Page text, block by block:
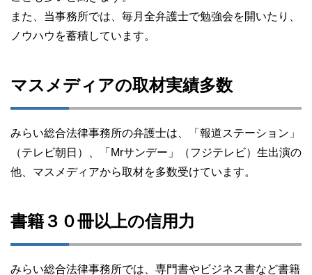
また、当事務所では、毎月全弁護士で勉強会を開いたり、
ノウハウを蓄積しています。
マスメディアの取材実績多数
みらい総合法律事務所の弁護士は、「報道ステーション」
（テレビ朝日）、「Mrサンデー」（フジテレビ）生出演の
他、マスメディアから取材を多数受けています。
書籍３０冊以上の信用力
みらい総合法律事務所では、専門書やビジネス書など書籍